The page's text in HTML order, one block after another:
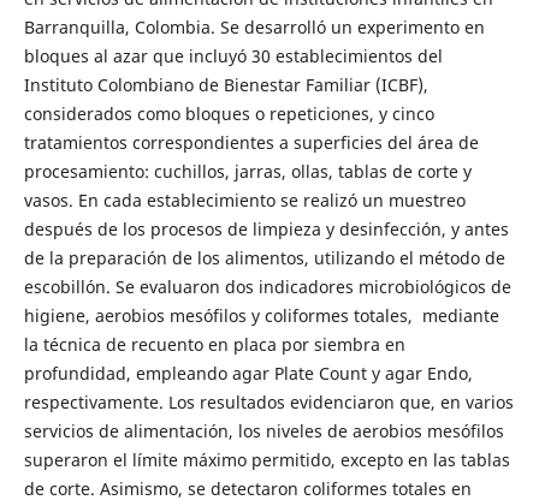
Barranquilla, Colombia. Se desarrolló un experimento en
bloques al azar que incluyó 30 establecimientos del
Instituto Colombiano de Bienestar Familiar (ICBF),
considerados como bloques o repeticiones, y cinco
tratamientos correspondientes a superficies del área de
procesamiento: cuchillos, jarras, ollas, tablas de corte y
vasos. En cada establecimiento se realizó un muestreo
después de los procesos de limpieza y desinfección, y antes
de la preparación de los alimentos, utilizando el método de
escobillón. Se evaluaron dos indicadores microbiológicos de
higiene, aerobios mesófilos y coliformes totales, mediante
la técnica de recuento en placa por siembra en
profundidad, empleando agar Plate Count y agar Endo,
respectivamente. Los resultados evidenciaron que, en varios
servicios de alimentación, los niveles de aerobios mesófilos
superaron el límite máximo permitido, excepto en las tablas
de corte. Asimismo, se detectaron coliformes totales en